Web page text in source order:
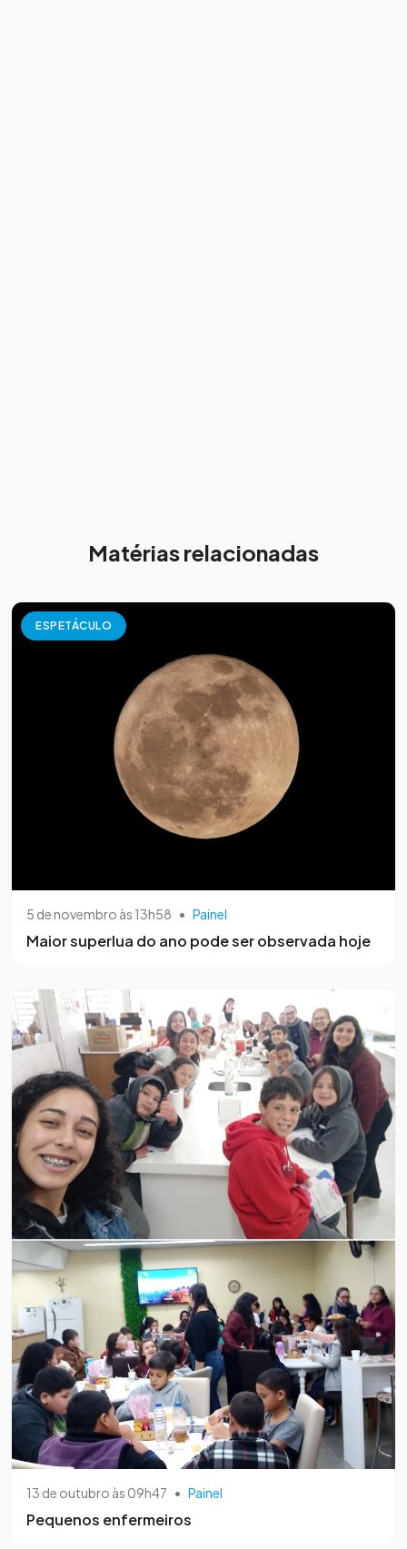
Matérias relacionadas
ESPETÁCULO
5 de novembro às 13h58 • Painel
Maior superlua do ano pode ser observada hoje
13 de outubro às 09h47 • Painel
Pequenos enfermeiros